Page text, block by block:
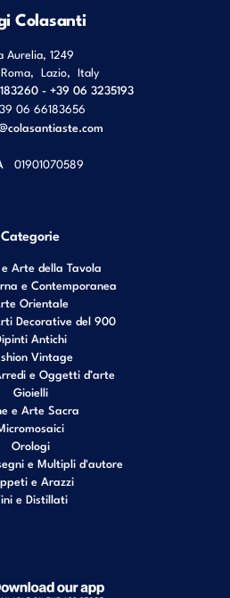
Colasanti
Aurelia, 1249
Roma Lazio Italy
- +39 06 3235193
06 66183656
01901070589
Categorie
Arte della Tavola
e Contemporanea
Orientale
Decorative del 900
Antichi
Vintage
e Oggetti d’arte
Gioielli
e Arte Sacra
Orologi
e Multipli d'autore
e Arazzi
e Distillati